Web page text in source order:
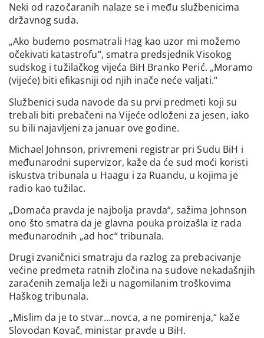
Neki od razočaranih nalaze se i među službenicima
državnog suda.
„Ako budemo posmatrali Hag kao uzor mi možemo
očekivati katastrofu“, smatra predsjednik Visokog
sudskog i tužilačkog vijeća BiH Branko Perić. „Moramo
(vijeće) biti efikasniji od njih inače neće valjati.“
Službenici suda navode da su prvi predmeti koji su
trebali biti prebačeni na Vijeće odloženi za jesen, iako
su bili najavljeni za januar ove godine.
Michael Johnson, privremeni registrar pri Sudu BiH i
međunarodni supervizor, kaže da će sud moći koristi
iskustva tribunala u Haagu i za Ruandu, u kojima je
radio kao tužilac.
„Domaća pravda je najbolja pravda“, sažima Johnson
ono što smatra da je glavna pouka proizašla iz rada
međunarodnih „ad hoc“ tribunala.
Drugi zvaničnici smatraju da razlog za prebacivanje
većine predmeta ratnih zločina na sudove nekadašnjih
zaraćenih zemalja leži u nagomilanim troškovima
Haškog tribunala.
„Mislim da je to stvar…novca, a ne pomirenja,“ kaže
Slovodan Kovač, ministar pravde u BiH.